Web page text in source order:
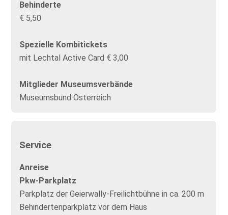
Behinderte
€ 5,50
Spezielle Kombitickets
mit Lechtal Active Card € 3,00
Mitglieder Museumsverbände
Museumsbund Österreich
Service
Anreise
Pkw-Parkplatz
Parkplatz der Geierwally-Freilichtbühne in ca. 200 m
Behindertenparkplatz vor dem Haus